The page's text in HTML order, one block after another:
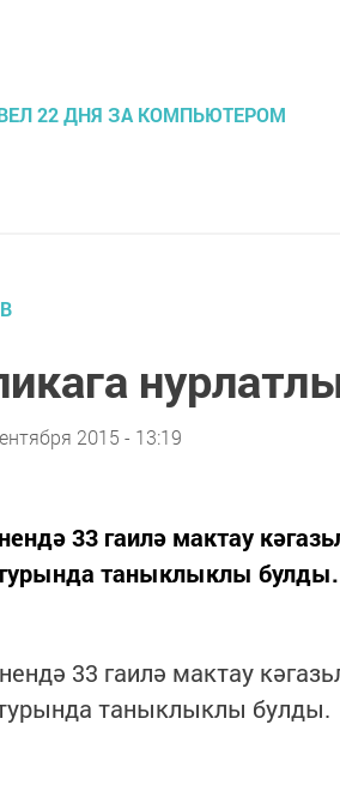
22 ДНЯ ЗА КОМПЬЮТЕРОМ
2015 - 13:19
33 гаилә мактау
турында таныклыклы булды.
33 гаилә мактау
турында таныклыклы булды.